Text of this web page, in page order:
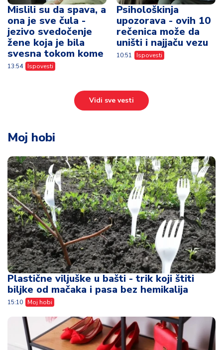
Mislili su da spava, a
ona je sve čula -
jezivo svedočenje
žene koja je bila
svesna tokom kome
13:54 Ispovesti
Psihološkinja
upozorava - ovih 10
rečenica može da
uništi i najjaču vezu
10:51 Ispovesti
Vidi sve vesti
Moj hobi
Plastične viljuške u bašti - trik koji štiti
biljke od mačaka i pasa bez hemikalija
15:10 Moj hobi